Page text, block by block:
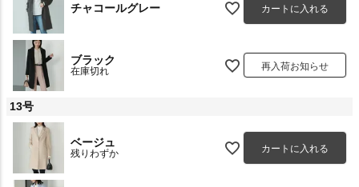
チャコールグレー カートに入れる
ブラック
在庫切れ 再入荷お知らせ
13号
ベージュ
残りわずか カートに入れる